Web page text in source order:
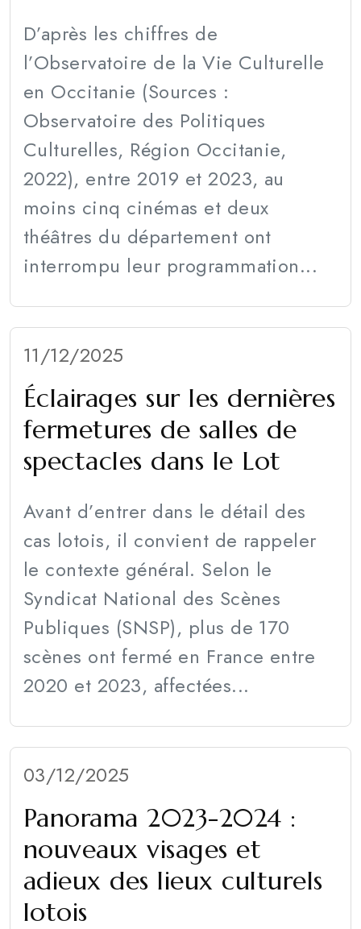
D’après les chiffres de
l’Observatoire de la Vie Culturelle
en Occitanie (Sources :
Observatoire des Politiques
Culturelles, Région Occitanie,
2022), entre 2019 et 2023, au
moins cinq cinémas et deux
théâtres du département ont
interrompu leur programmation...
11/12/2025
Éclairages sur les dernières
fermetures de salles de
spectacles dans le Lot
Avant d’entrer dans le détail des
cas lotois, il convient de rappeler
le contexte général. Selon le
Syndicat National des Scènes
Publiques (SNSP), plus de 170
scènes ont fermé en France entre
2020 et 2023, affectées...
03/12/2025
Panorama 2023-2024 :
nouveaux visages et
adieux des lieux culturels
lotois